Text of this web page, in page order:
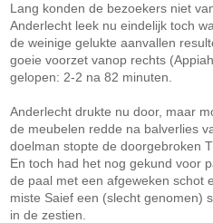
Lang konden de bezoekers niet
Anderlecht leek nu eindelijk toch
de weinige gelukte aanvallen
goeie voorzet vanop rechts
gelopen: 2-2 na 82 minuten.
Anderlecht drukte nu door, maar
de meubelen redde na balverlies
doelman stopte de doorgebroken
En toch had het nog gekund voor
de paal met een afgeweken schot
miste Saief een (slecht genomen)
in de zestien.